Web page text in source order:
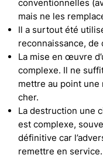
conventionnelles
mais ne les
Il a surtout été
reconnaissance, de
La mise en œuvre
complexe. Il ne
mettre au point une
cher.
La destruction une
est complexe,
définitive car
remettre en